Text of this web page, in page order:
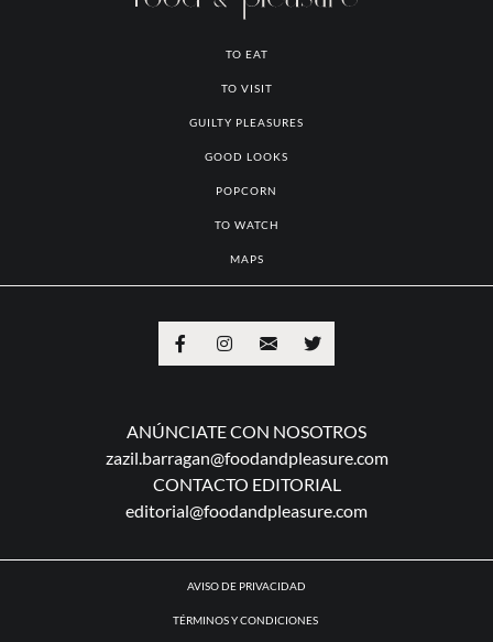
TO EAT
TO VISIT
GUILTY PLEASURES
GOOD LOOKS
POPCORN
TO WATCH
MAPS
ANÚNCIATE CON NOSOTROS
zazil.barragan@foodandpleasure.com
CONTACTO EDITORIAL
editorial@foodandpleasure.com
AVISO DE PRIVACIDAD
TÉRMINOS Y CONDICIONES